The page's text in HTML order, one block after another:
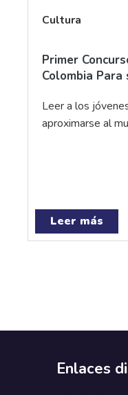
Cultura
Primer
Colombia
Leer a los
aproximarse al
Leer más
Enlaces